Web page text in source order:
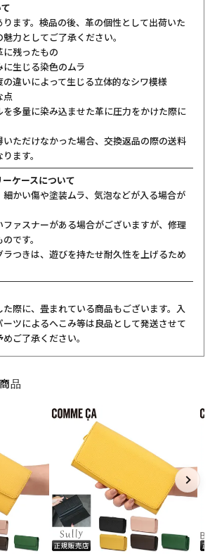
ます。検品の後、革の個性として出荷いた
力としてご了承ください。
に残ったもの
に生じる染色のムラ
の違いによって生じる立体的なシワ模様
点
を多量に染み込ませた革に圧力をかけた際に
いただけなかった場合、交換返品の際の送料
ます。
ケースについて
細かい傷や塗装ムラ、気泡などが入る場合が
ファスナーがある場合がございますが、修理
です。
ラつきは、遊びを持たせ耐久性を上げるため
た際に、畳まれている商品もございます。入
ツによるへこみ等は良品として発送させて
ご了承ください。
品